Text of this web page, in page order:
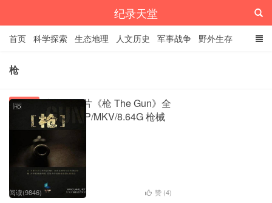
纪录天堂
首页 科学探索 生态地理 人文历史 军事战争 野外生存
经典纪录
枪
军械战争
央视纪录片《枪 The Gun》全
5集 国语中字 720P/MKV/8.64G 枪械
传奇故事
1
阅读(9846) 赞 (4)